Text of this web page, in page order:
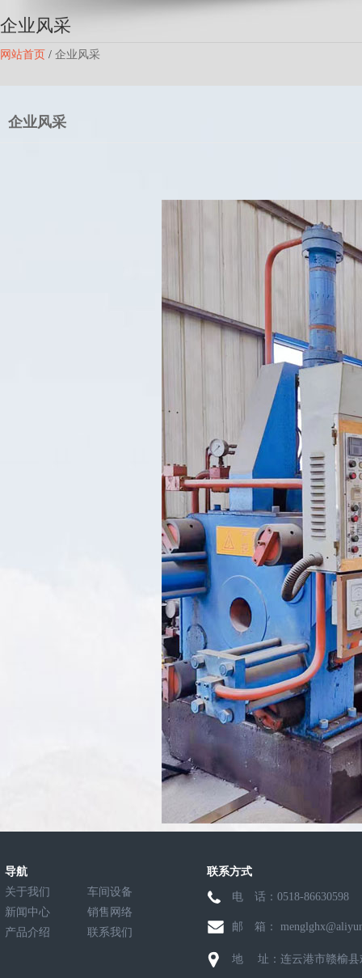
企业风采
网站首页 / 企业风采
企业风采
导航
关于我们
车间设备
新闻中心
销售网络
产品介绍
联系我们
联系方式
电 话：0518-
邮 箱：
地 址：连云港市赣榆县